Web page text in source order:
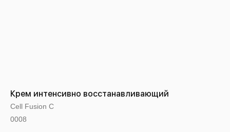
Крем интенсивно восстанавливающий
Cell Fusion C
0008